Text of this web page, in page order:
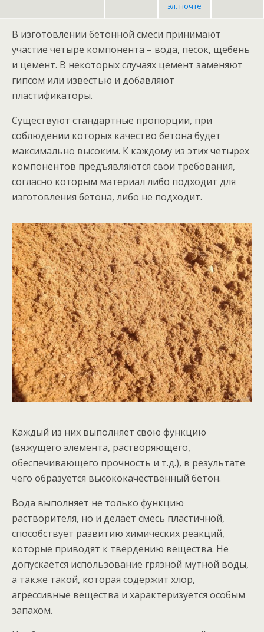
эл. почте
В изготовлении бетонной смеси принимают
участие четыре компонента – вода, песок, щебень
и цемент. В некоторых случаях цемент заменяют
гипсом или известью и добавляют
пластификаторы.
Существуют стандартные пропорции, при
соблюдении которых качество бетона будет
максимально высоким. К каждому из этих четырех
компонентов предъявляются свои требования,
согласно которым материал либо подходит для
изготовления бетона, либо не подходит.
Каждый из них выполняет свою функцию
(вяжущего элемента, растворяющего,
обеспечивающего прочность и т.д.), в результате
чего образуется высококачественный бетон.
Вода выполняет не только функцию
растворителя, но и делает смесь пластичной,
способствует развитию химических реакций,
которые приводят к твердению вещества. Не
допускается использование грязной мутной воды,
а также такой, которая содержит хлор,
агрессивные вещества и характеризуется особым
запахом.